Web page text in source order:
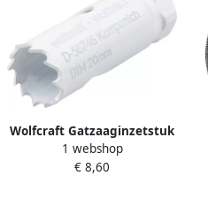
Wolfcraft Gatzaaginzetstuk
| BiM | Ø20 | 1 stuk
3490000
1 webshop
€ 8,60